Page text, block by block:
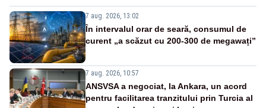
7 aug. 2026, 13:02
În intervalul orar de seară, consumul de
curent „a scăzut cu 200-300 de megawați”
7 aug. 2026, 10:57
ANSVSA a negociat, la Ankara, un acord
pentru facilitarea tranzitului prin Turcia al